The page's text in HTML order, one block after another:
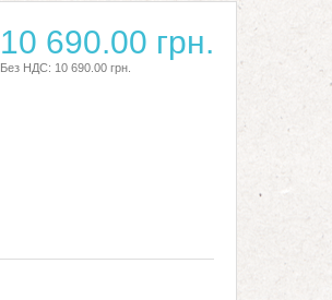
10 690.00 грн.
Без НДС: 10 690.00 грн.